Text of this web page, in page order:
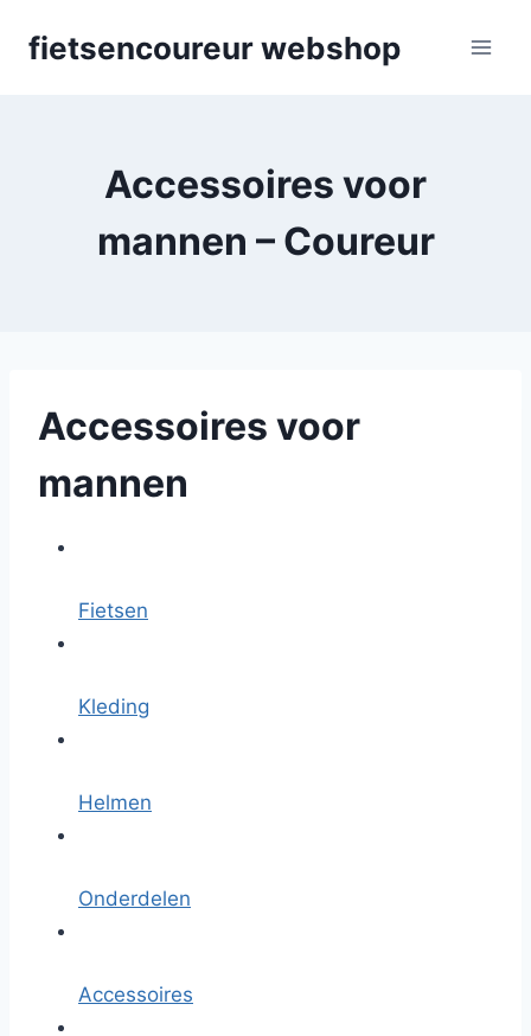
fietsencoureur webshop
Accessoires voor
mannen – Coureur
Accessoires voor
mannen
Fietsen
Kleding
Helmen
Onderdelen
Accessoires